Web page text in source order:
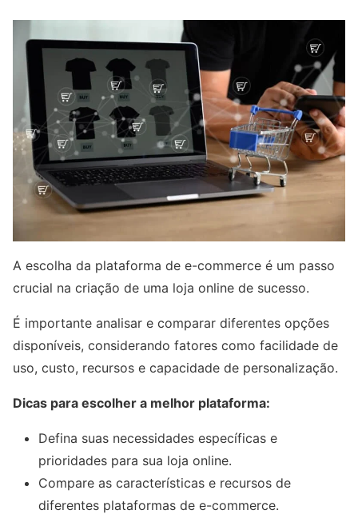
A escolha da plataforma de e-commerce é um passo
crucial na criação de uma loja online de sucesso.
É importante analisar e comparar diferentes opções
disponíveis, considerando fatores como facilidade de
uso, custo, recursos e capacidade de personalização.
Dicas para escolher a melhor plataforma:
Defina suas necessidades específicas e
prioridades para sua loja online.
Compare as características e recursos de
diferentes plataformas de e-commerce.